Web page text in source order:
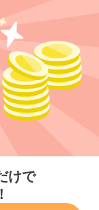
けで